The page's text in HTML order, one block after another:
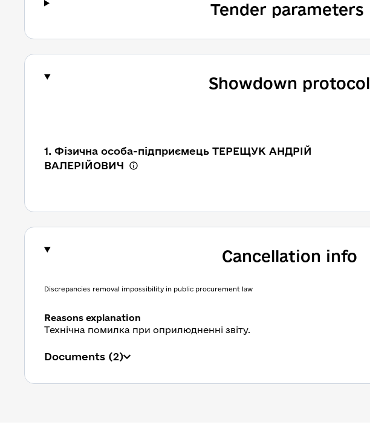
Tender parameters
Showdown protocol
1. Фізична особа-підприємець ТЕРЕЩУК АНДРІЙ
ВАЛЕРІЙОВИЧ
Cancellation info
Discrepancies removal impossibility in public procurement law
Reasons explanation
Технічна помилка при оприлюдненні звіту.
Documents (2)